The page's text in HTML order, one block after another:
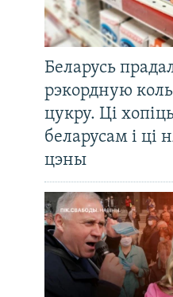
Беларусь
рэкордную
цукру. Ці
беларусам і ці
цэны